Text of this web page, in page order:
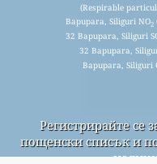
(Respirable
Bapupara, Siliguri NO2
32 Bapupara, Siliguri
32 Bapupara,
Bapupara, Siliguri
Регистрирайте се
пощенски списък и